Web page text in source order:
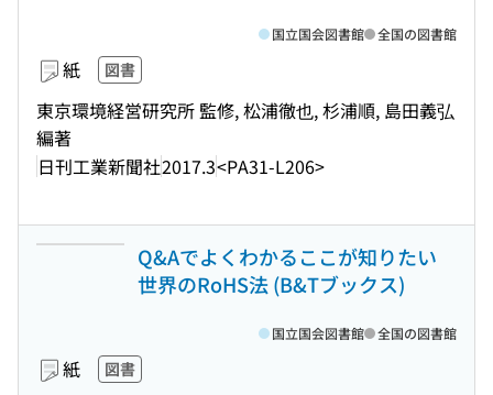
紙 図書
東京環境経営研究所 監修, 松浦徹也, 杉浦順, 島田義弘
編著
日刊工業新聞社2017.3<PA31-L206>
国立国会図書館 全国の図書館
Q&Aでよくわかるここが知りたい
世界のRoHS法 (B&Tブックス)
紙 図書
国立国会図書館 全国の図書館